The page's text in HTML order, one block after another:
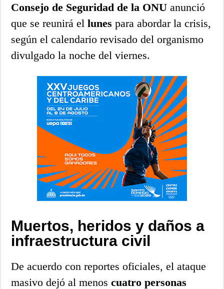
Consejo de Seguridad de la ONU anunció
que se reunirá ellunes para abordar la crisis,
según el calendario revisado del organismo
divulgado la noche del viernes.
Muertos, heridos y daños a
infraestructura civil
De acuerdo con reportes oficiales, el ataque
masivo dejó al menoscuatro personas